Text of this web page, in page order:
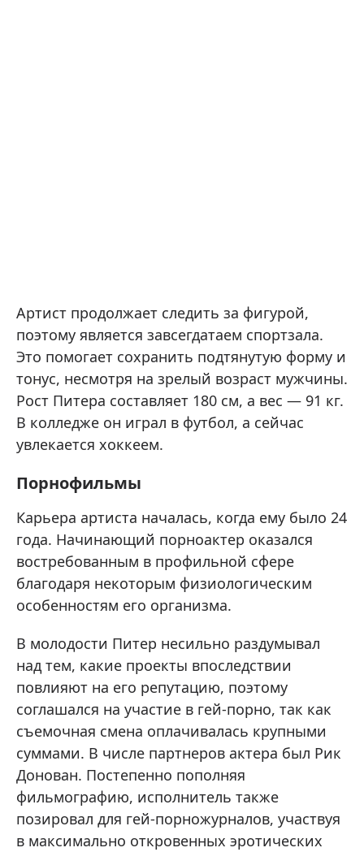
Артист продолжает следить за фигурой,
поэтому является завсегдатаем спортзала.
Это помогает сохранить подтянутую форму и
тонус, несмотря на зрелый возраст мужчины.
Рост Питера составляет 180 см, а вес — 91 кг.
В колледже он играл в футбол, а сейчас
увлекается хоккеем.
Порнофильмы
Карьера артиста началась, когда ему было 24
года. Начинающий порноактер оказался
востребованным в профильной сфере
благодаря некоторым физиологическим
особенностям его организма.
В молодости Питер несильно раздумывал
над тем, какие проекты впоследствии
повлияют на его репутацию, поэтому
соглашался на участие в гей-порно, так как
съемочная смена оплачивалась крупными
суммами. В числе партнеров актера был Рик
Донован. Постепенно пополняя
фильмографию, исполнитель также
позировал для гей-порножурналов, участвуя
в максимально откровенных эротических